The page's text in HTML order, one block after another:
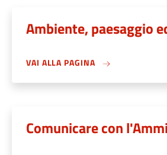
Ambiente, paesaggio
VAI ALLA PAGINA
Comunicare con